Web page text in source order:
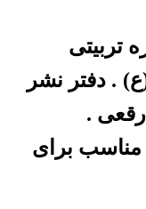
. دفتر نشر
.
برای